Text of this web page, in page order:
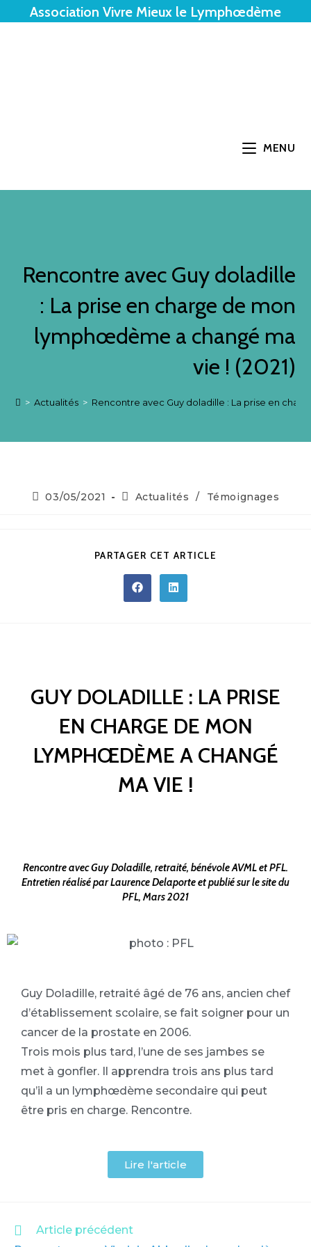
Association Vivre Mieux le Lymphœdème
MENU
Rencontre avec Guy doladille
: La prise en charge de mon
lymphœdème a changé ma
vie ! (2021)
> Actualités > Rencontre avec Guy doladille : La prise en
03/05/2021 Actualités / Témoignages
PARTAGER CET ARTICLE
GUY DOLADILLE : LA PRISE
EN CHARGE DE MON
LYMPHŒDÈME A CHANGÉ
MA VIE !
Rencontre avec Guy Doladille, retraité, bénévole AVML et PFL.
Entretien réalisé par Laurence Delaporte et publié sur le site du
PFL, Mars 2021
Guy Doladille, retraité âgé de 76 ans, ancien chef
d’établissement scolaire, se fait soigner pour un
cancer de la prostate en 2006.
Trois mois plus tard, l’une de ses jambes se
met à gonfler. Il apprendra trois ans plus tard
qu’il a un lymphœdème secondaire qui peut
être pris en charge. Rencontre.
Lire l'article
Article précédent